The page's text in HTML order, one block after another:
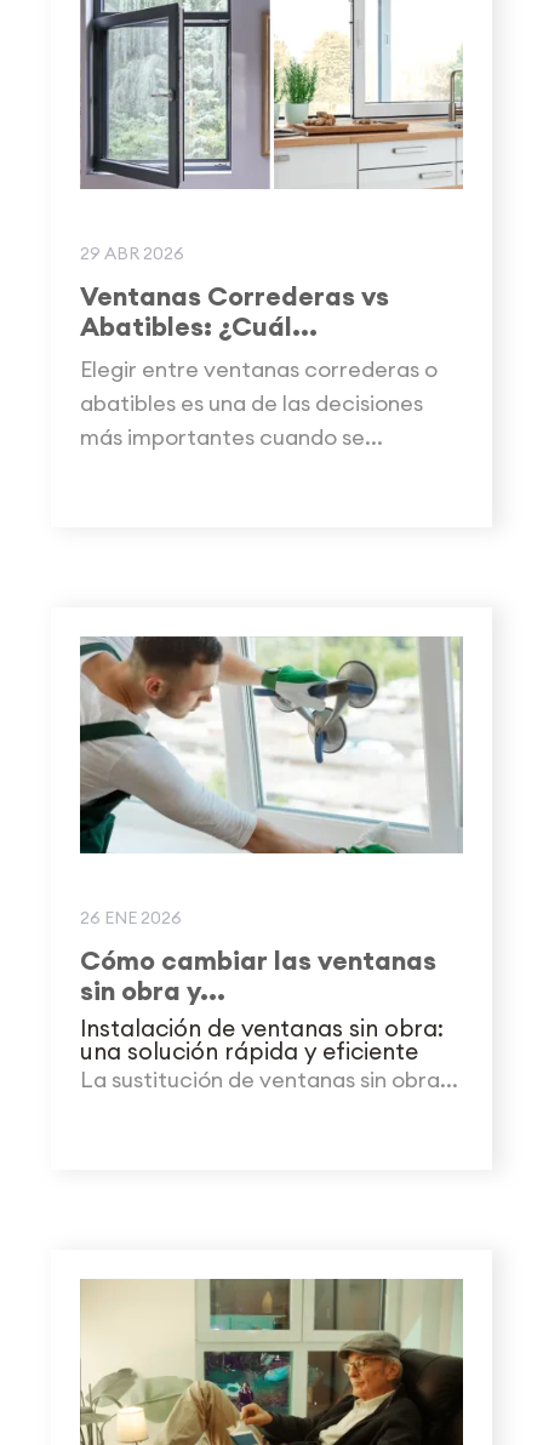
29 ABR 2026
Ventanas Correderas vs
Abatibles: ¿Cuál...
Elegir entre ventanas correderas o
abatibles es una de las decisiones
más importantes cuando se...
26 ENE 2026
Cómo cambiar las ventanas
sin obra y...
Instalación de ventanas sin obra:
una solución rápida y eficiente
La sustitución de ventanas sin obra...